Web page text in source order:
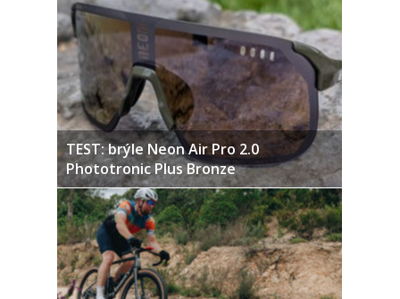
TEST: brýle Neon Air Pro 2.0
Phototronic Plus Bronze